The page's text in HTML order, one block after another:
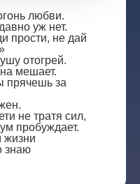
любви.
уж нет.
прости, не дай
отогрей.
мешает.
прячешь за
не тратя сил,
пробуждает.
жизни
знаю